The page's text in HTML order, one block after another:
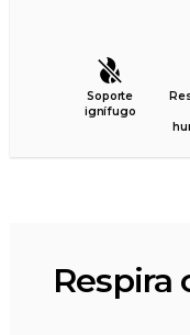
Soporte
ignífugo
Respira